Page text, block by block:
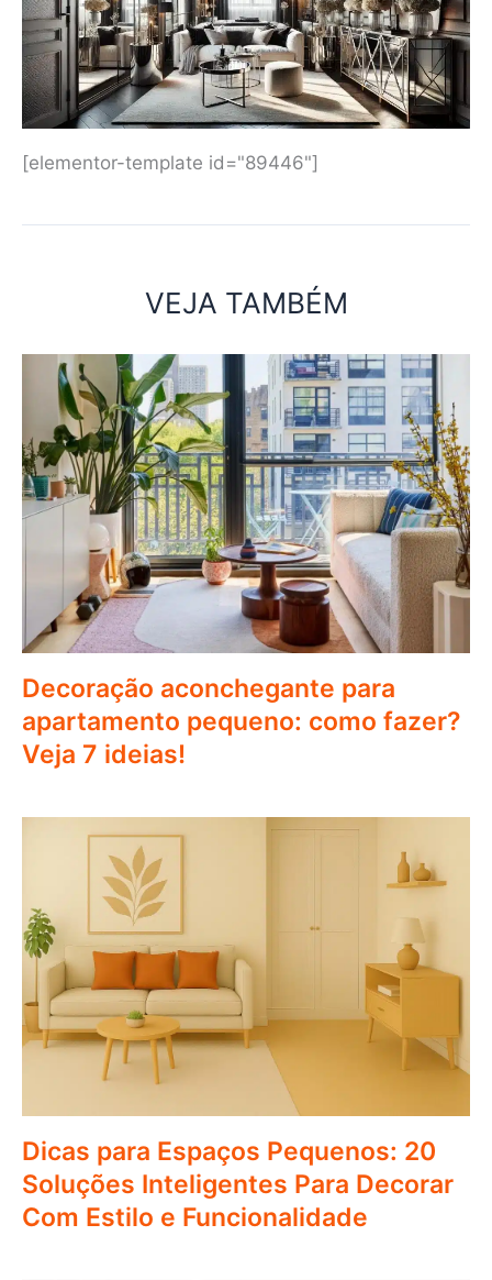
[elementor-template id="89446"]
VEJA TAMBÉM
Decoração aconchegante para
apartamento pequeno: como fazer?
Veja 7 ideias!
Dicas para Espaços Pequenos: 20
Soluções Inteligentes Para Decorar
Com Estilo e Funcionalidade